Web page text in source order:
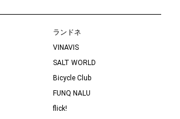
ランドネ
VINAVIS
SALT WORLD
Bicycle Club
FUNQ NALU
flick!